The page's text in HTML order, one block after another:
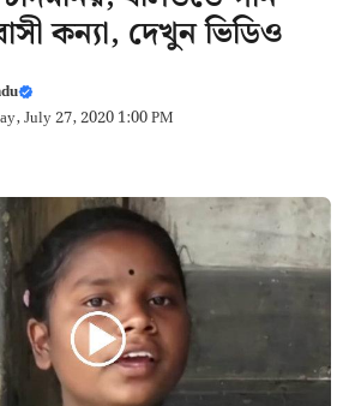
কন্যা, দেখুন ভিডিও
July 27, 2020 1:00 PM